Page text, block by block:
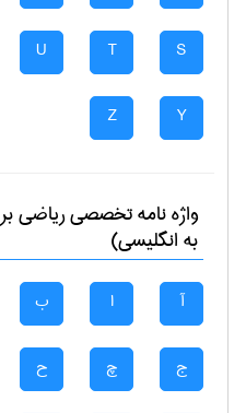
S
T
U
Y
Z
واژه نامه تخصصیرياضی
به انگلیسی)
آ ا ب
ج چ ح